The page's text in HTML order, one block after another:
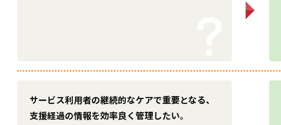
サービス利用者の継続的なケアで重要となる、
支援経過の情報を効率良く管理したい。